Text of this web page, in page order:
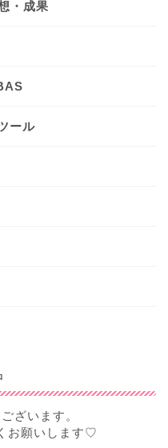
・成果
ール
ざいます。
お願いします♡